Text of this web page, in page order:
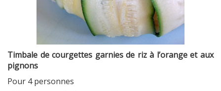
Timbale de courgettes garnies de riz à l’orange et aux
pignons
Pour 4 personnes